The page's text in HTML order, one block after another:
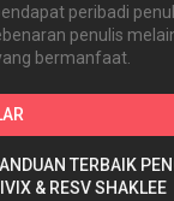
peribadi
penulis
bermanfaat.
TERBAIK
& RESV SHAKLEE